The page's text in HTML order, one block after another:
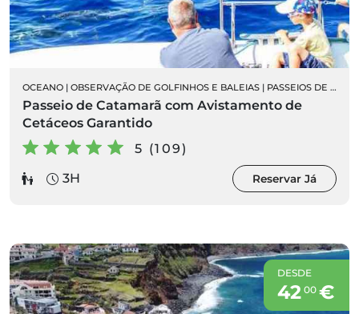
OCEANO | OBSERVAÇÃO DE GOLFINHOS E BALEIAS | PASSEIOS DE BARCO
Passeio de Catamarã com Avistamento de
Cetáceos Garantido
5 (109)
3H
Reservar Já
DESDE
42 00€